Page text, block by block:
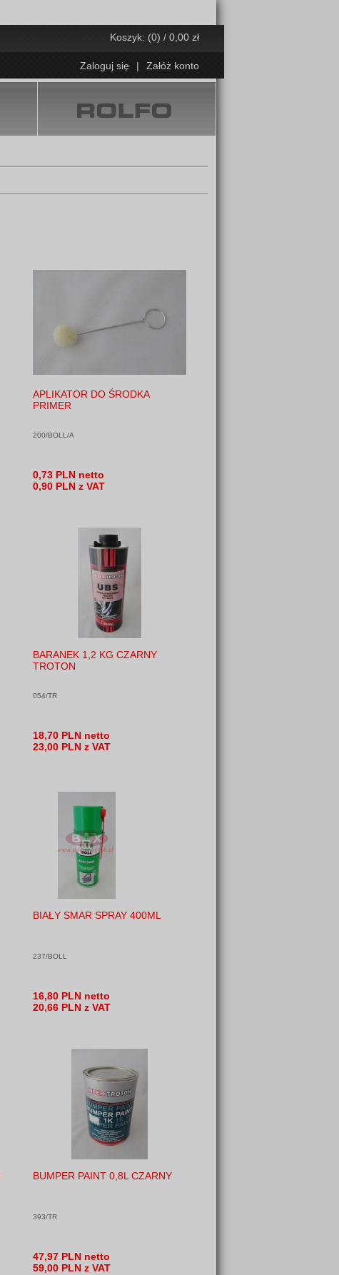
Zaloguj się | Załóż konto
Koszyk: (0) / 0,00 zł
APLIKATOR DO ŚRODKA
PRIMER
200/BOLL/A
0,73 PLN netto
0,90 PLN z VAT
BARANEK 1,2 KG CZARNY
TROTON
054/TR
18,70 PLN netto
23,00 PLN z VAT
BIAŁY SMAR SPRAY 400ML
237/BOLL
16,80 PLN netto
20,66 PLN z VAT
BUMPER PAINT 0,8L CZARNY
393/TR
47,97 PLN netto
59,00 PLN z VAT